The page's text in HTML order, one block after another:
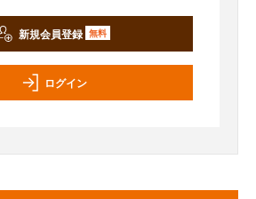
新規会員登録 無料
ログイン